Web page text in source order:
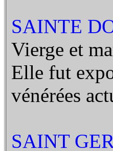
SAINTE
Vierge et
Elle fut
vénérées
SAINT